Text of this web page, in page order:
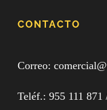
CONTACTO
Correo:
Teléf.:955 111 871